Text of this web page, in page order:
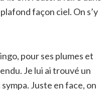
façon ciel. On s’y
pour ses plumes et
Je lui ai trouvé un
Juste en face, on